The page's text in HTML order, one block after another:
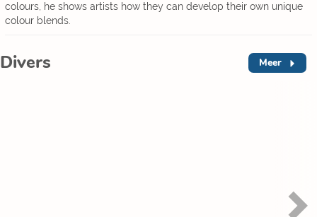
colours, he shows artists how they can develop their own unique
colour blends.
Divers Meer